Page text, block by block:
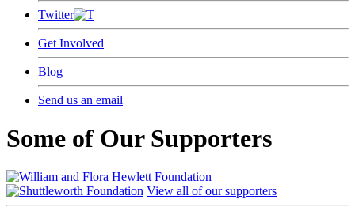
Twitter
Get Involved
Blog
Send us an email
Some of Our Supporters
View all of our supporters